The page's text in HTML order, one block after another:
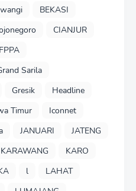
BEKASI
CIANJUR
FPPA
Sarila
Gresik
Headline
Timur
Iconnet
JANUARI
JATENG
KARAWANG
KARO
l
LAHAT